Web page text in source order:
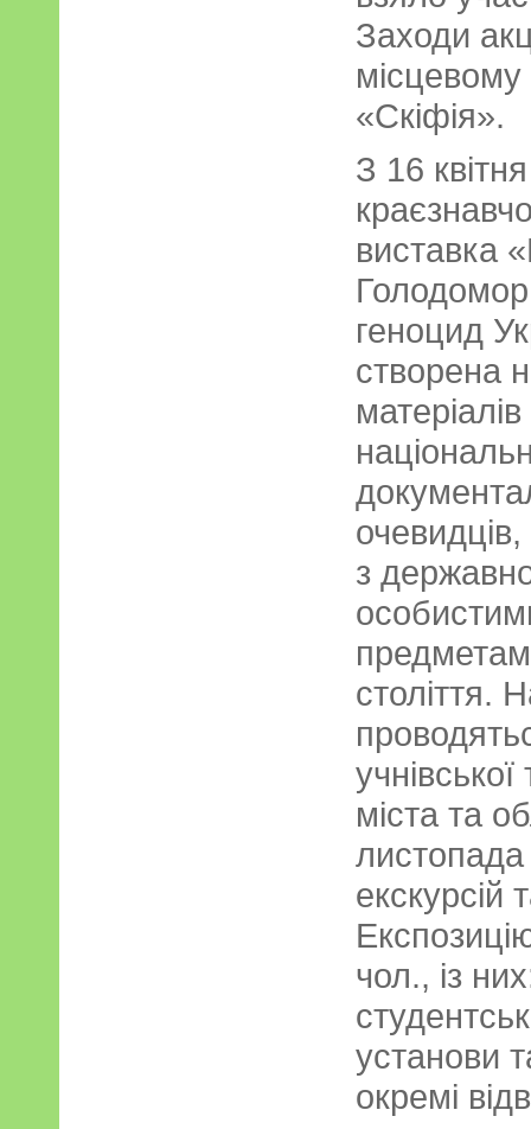
Заходи
місцевому
«Скіфія».
З 16
виставка
геноцид
створена
з
століття.
міста та
екскурсій
чол., із
установи
окремі